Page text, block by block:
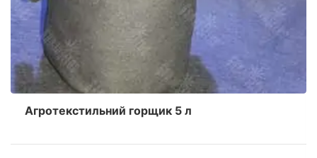
Агротекстильний горщик 5 л